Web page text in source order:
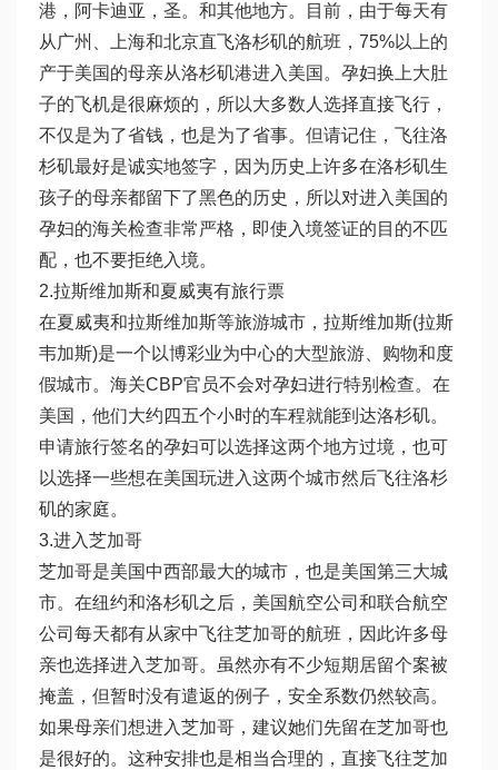
港，阿卡迪亚，圣。和其他地方。目前，由于每天有
从广州、上海和北京直飞洛杉矶的航班，75%以上的
产于美国的母亲从洛杉矶港进入美国。孕妇换上大肚
子的飞机是很麻烦的，所以大多数人选择直接飞行，
不仅是为了省钱，也是为了省事。但请记住，飞往洛
杉矶最好是诚实地签字，因为历史上许多在洛杉矶生
孩子的母亲都留下了黑色的历史，所以对进入美国的
孕妇的海关检查非常严格，即使入境签证的目的不匹
配，也不要拒绝入境。
2.拉斯维加斯和夏威夷有旅行票
在夏威夷和拉斯维加斯等旅游城市，拉斯维加斯(拉斯
韦加斯)是一个以博彩业为中心的大型旅游、购物和度
假城市。海关CBP官员不会对孕妇进行特别检查。在
美国，他们大约四五个小时的车程就能到达洛杉矶。
申请旅行签名的孕妇可以选择这两个地方过境，也可
以选择一些想在美国玩进入这两个城市然后飞往洛杉
矶的家庭。
3.进入芝加哥
芝加哥是美国中西部最大的城市，也是美国第三大城
市。在纽约和洛杉矶之后，美国航空公司和联合航空
公司每天都有从家中飞往芝加哥的航班，因此许多母
亲也选择进入芝加哥。虽然亦有不少短期居留个案被
掩盖，但暂时没有遣返的例子，安全系数仍然较高。
如果母亲们想进入芝加哥，建议她们先留在芝加哥也
是很好的。这种安排也是相当合理的，直接飞往芝加